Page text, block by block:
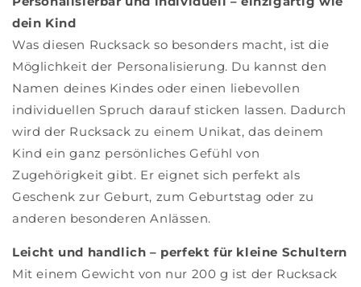
dein Kind
Was diesen Rucksack so besonders macht, ist die
Möglichkeit der Personalisierung. Du kannst den
Namen deines Kindes oder einen liebevollen
individuellen Spruch darauf sticken lassen. Dadurch
wird der Rucksack zu einem Unikat, das deinem
Kind ein ganz persönliches Gefühl von
Zugehörigkeit gibt. Er eignet sich perfekt als
Geschenk zur Geburt, zum Geburtstag oder zu
anderen besonderen Anlässen.
Leicht und handlich – perfekt für kleine Schultern
Mit einem Gewicht von nur 200 g ist der Rucksack